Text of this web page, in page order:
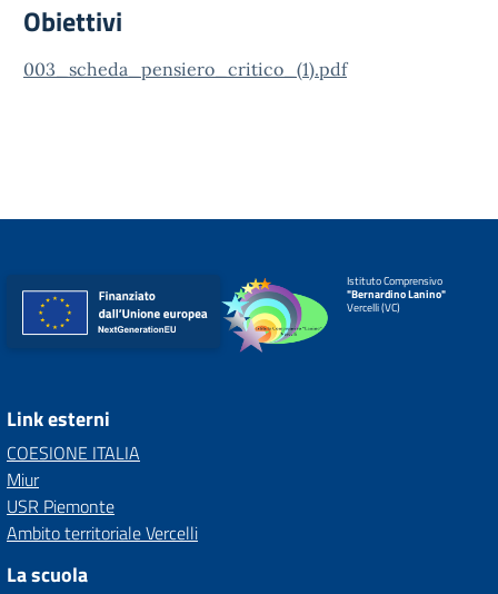
Obiettivi
003_scheda_pensiero_critico_(1).pdf
Istituto Comprensivo
"Bernardino Lanino"
Vercelli (VC)
Link esterni
COESIONE ITALIA
Miur
USR Piemonte
Ambito territoriale Vercelli
La scuola